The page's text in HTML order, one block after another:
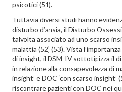
psicotici (51).
Tuttavia diversi studi hanno
disturbo d’ansia, il Disturbo
talvolta associato ad uno scarso
malattia (52) (53). Vista
di insight, il DSM-IV sottotipizza il
in relazione alla consapevolezza di
insight’ e DOC ‘con scarso insight’
riscontrare pazienti con DOC nei